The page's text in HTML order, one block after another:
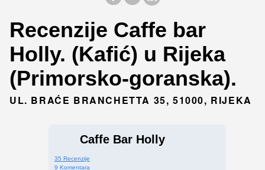
Recenzije Caffe bar
Holly. (Kafić) u Rijeka
(Primorsko-goranska).
UL. BRAĆE BRANCHETTA 35, 51000, RIJEKA
Caffe Bar Holly
35 Recenzije
9 Komentara